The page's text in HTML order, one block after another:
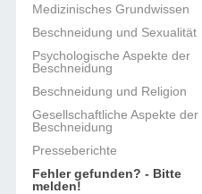
Medizinisches Grundwissen
Beschneidung und Sexualität
Psychologische Aspekte der
Beschneidung
Beschneidung und Religion
Gesellschaftliche Aspekte der
Beschneidung
Presseberichte
Fehler gefunden? - Bitte
melden!